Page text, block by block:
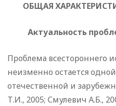
ОБЩАЯ
Актуальность
Проблема всестороннего
неизменно остается
отечественной и
Т.И., 2005; Смулевич А.Б.,